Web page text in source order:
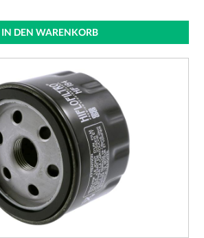
IN DEN WARENKORB